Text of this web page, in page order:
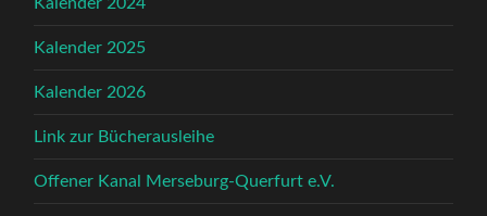
Kalender 2025
Kalender 2026
Link zur Bücherausleihe
Offener Kanal Merseburg-Querfurt e.V.